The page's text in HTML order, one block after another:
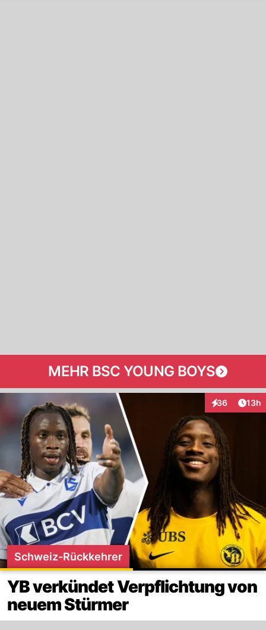
MEHR BSC YOUNG BOYS
36
Interaktionen
13h
Schweiz-Rückkehrer
YB verkündet Verpflichtung von
neuem Stürmer